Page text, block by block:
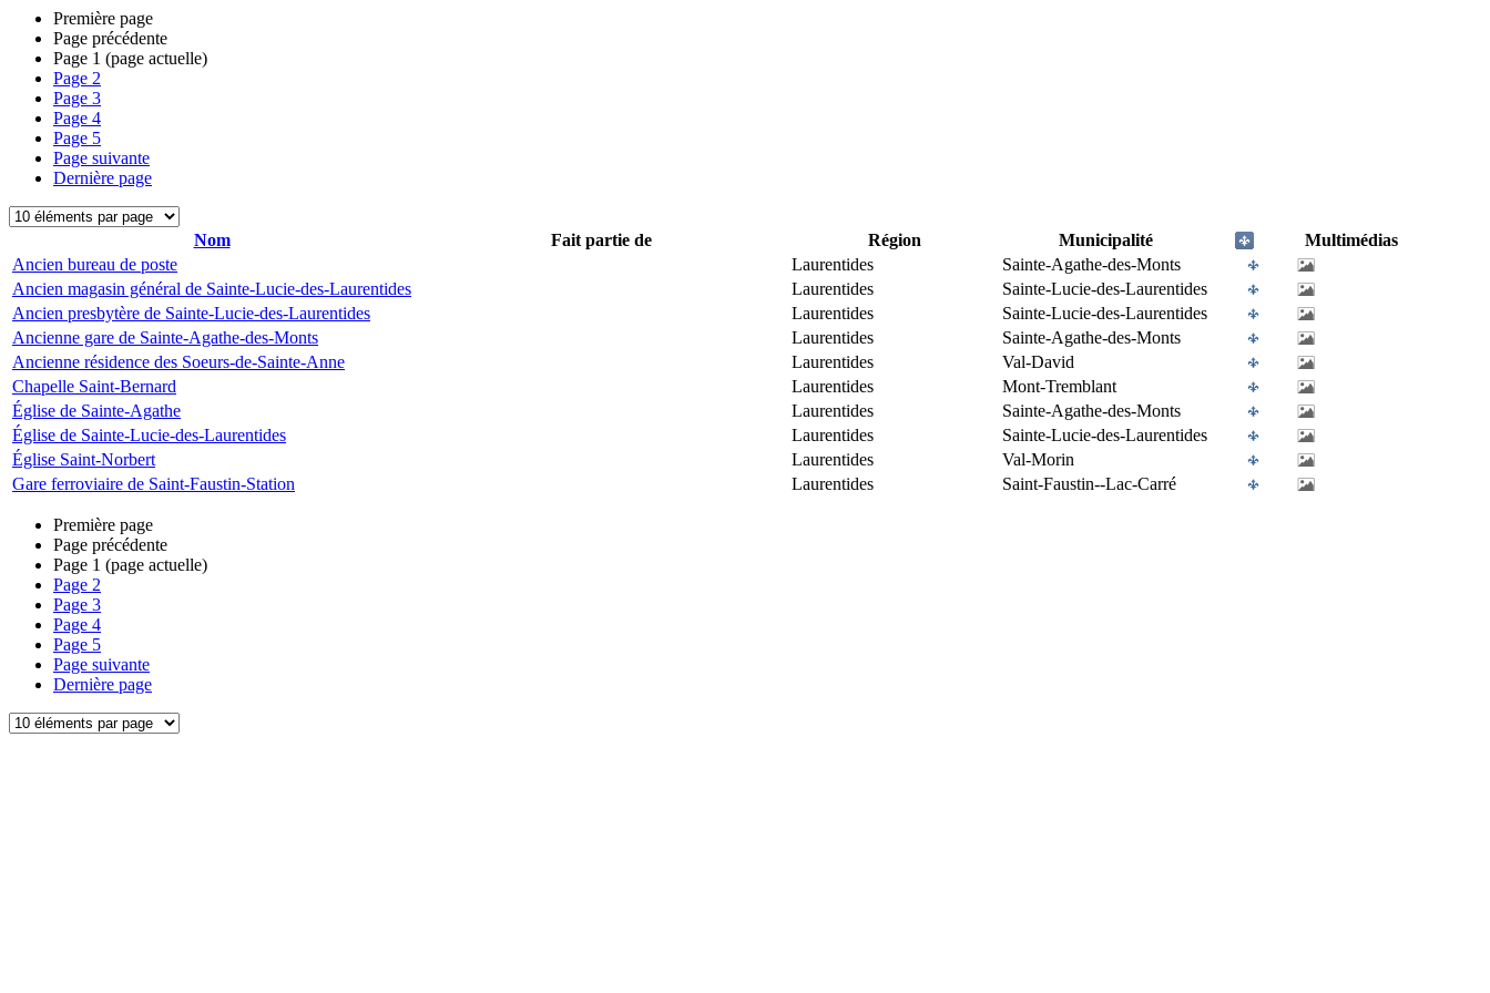
Première page
Page précédente
Page 1 (page actuelle)
Page 2
Page 3
Page 4
Page 5
Page suivante
Dernière page
Nom Fait partie de Région Municipalité
Multimédias
Ancien bureau de poste
Laurentides
Sainte-Agathe-des-Monts
Ancien magasin général de Sainte-Lucie-des-Laurentides
Laurentides
Sainte-Lucie-des-Laurentides
Ancien presbytère de Sainte-Lucie-des-Laurentides
Laurentides
Sainte-Lucie-des-Laurentides
Ancienne gare de Sainte-Agathe-des-Monts
Laurentides
Sainte-Agathe-des-Monts
Ancienne résidence des Soeurs-de-Sainte-Anne
Laurentides
Val-David
Chapelle Saint-Bernard
Laurentides
Mont-Tremblant
Église de Sainte-Agathe
Laurentides
Sainte-Agathe-des-Monts
Église de Sainte-Lucie-des-Laurentides
Laurentides
Sainte-Lucie-des-Laurentides
Église Saint-Norbert
Laurentides
Val-Morin
Gare ferroviaire de Saint-Faustin-Station
Laurentides Saint-Faustin--Lac-Carré
Première page
Page précédente
Page 1 (page actuelle)
Page 2
Page 3
Page 4
Page 5
Page suivante
Dernière page